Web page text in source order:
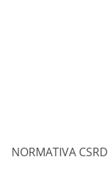
NORMATIVA CSRD